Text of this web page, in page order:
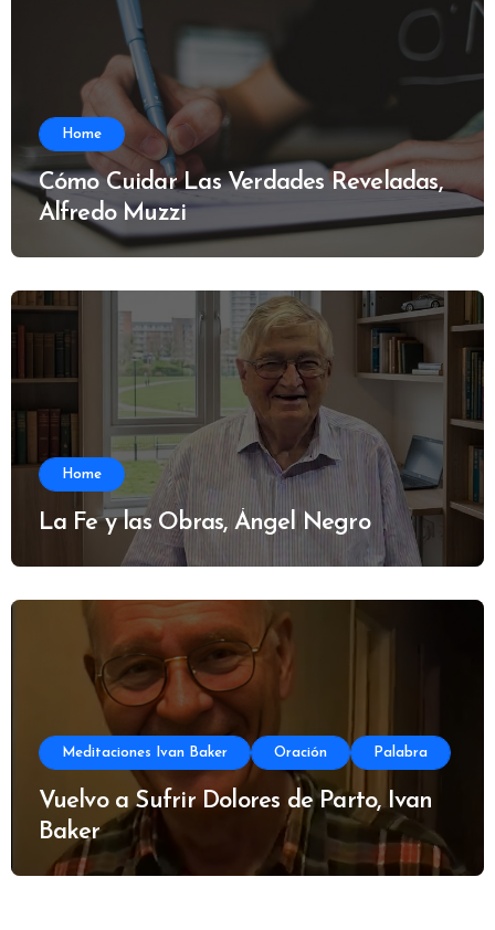
Home
Cómo Cuidar Las Verdades Reveladas,
Alfredo Muzzi
Home
La Fe y las Obras, Ángel Negro
Meditaciones Ivan Baker Oración Palabra
Vuelvo a Sufrir Dolores de Parto, Ivan
Baker